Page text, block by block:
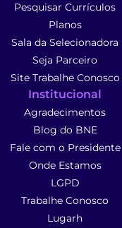
Pesquisar Currículos
Planos
Sala da Selecionadora
Seja Parceiro
Site Trabalhe Conosco
Institucional
Agradecimentos
Blog do BNE
Fale com o Presidente
Onde Estamos
LGPD
Trabalhe Conosco
Lugarh